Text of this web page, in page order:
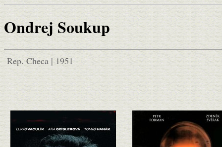
Ondrej Soukup
Rep. Checa | 1951